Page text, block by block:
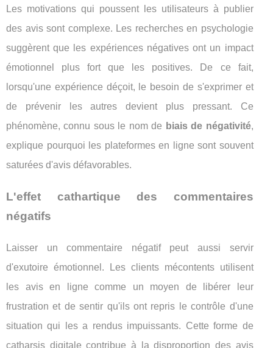
Les motivations qui poussent les utilisateurs à publier
des avis sont complexe. Les recherches en psychologie
suggèrent que les expériences négatives ont un impact
émotionnel plus fort que les positives. De ce fait,
lorsqu'une expérience déçoit, le besoin de s'exprimer et
de prévenir les autres devient plus pressant. Ce
phénomène, connu sous le nom de biais de négativité,
explique pourquoi les plateformes en ligne sont souvent
saturées d'avis défavorables.
L'effet cathartique des commentaires
négatifs
Laisser un commentaire négatif peut aussi servir
d'exutoire émotionnel. Les clients mécontents utilisent
les avis en ligne comme un moyen de libérer leur
frustration et de sentir qu'ils ont repris le contrôle d'une
situation qui les a rendus impuissants. Cette forme de
catharsis digitale contribue à la disproportion des avis